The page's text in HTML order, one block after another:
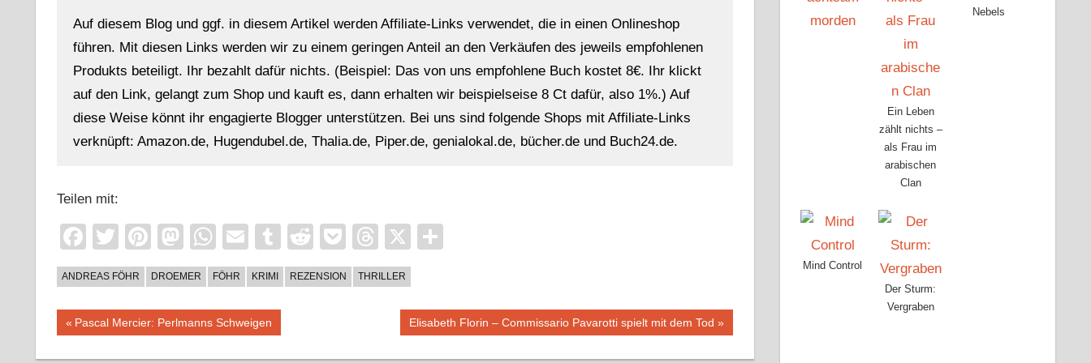
Auf diesem Blog und ggf. in diesem Artikel werden Affiliate-Links verwendet, die in einen Onlineshop
führen. Mit diesen Links werden wir zu einem geringen Anteil an den Verkäufen des jeweils empfohlenen
Produkts beteiligt. Ihr bezahlt dafür nichts. (Beispiel: Das von uns empfohlene Buch kostet 8€. Ihr klickt
auf den Link, gelangt zum Shop und kauft es, dann erhalten wir beispielseise 8 Ct dafür, also 1%.) Auf
diese Weise könnt ihr engagierte Blogger unterstützen. Bei uns sind folgende Shops mit Affiliate-Links
verknüpft: Amazon.de, Hugendubel.de, Thalia.de, Piper.de, genialokal.de, bücher.de und Buch24.de.
Teilen mit:
Facebook
TwitterPinterest
Mastodon
WhatsApp
EmailTumblr
RedditPocketThreads
X
ANDREAS FÖHR DROEMER FÖHR KRIMI REZENSION THRILLER
Beitragsnavigation
Vorheriger
Pascal Mercier: Perlmanns Schweigen
Nächster
Elisabeth Florin – Commissario Pavarotti spielt mit dem Tod
Ein Leben
zählt nichts –
als Frau im
arabischen
Clan
Nebels
Mind Control
Der Sturm:
Vergraben